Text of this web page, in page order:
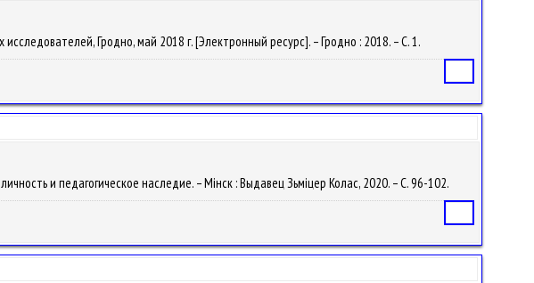
Гродно, май 2018 г. [Электронный ресурс]. – Гродно : 2018. – С. 1.
и педагогическое наследие. – Мінск : Выдавец Зьміцер Колас, 2020. – С. 96-102.